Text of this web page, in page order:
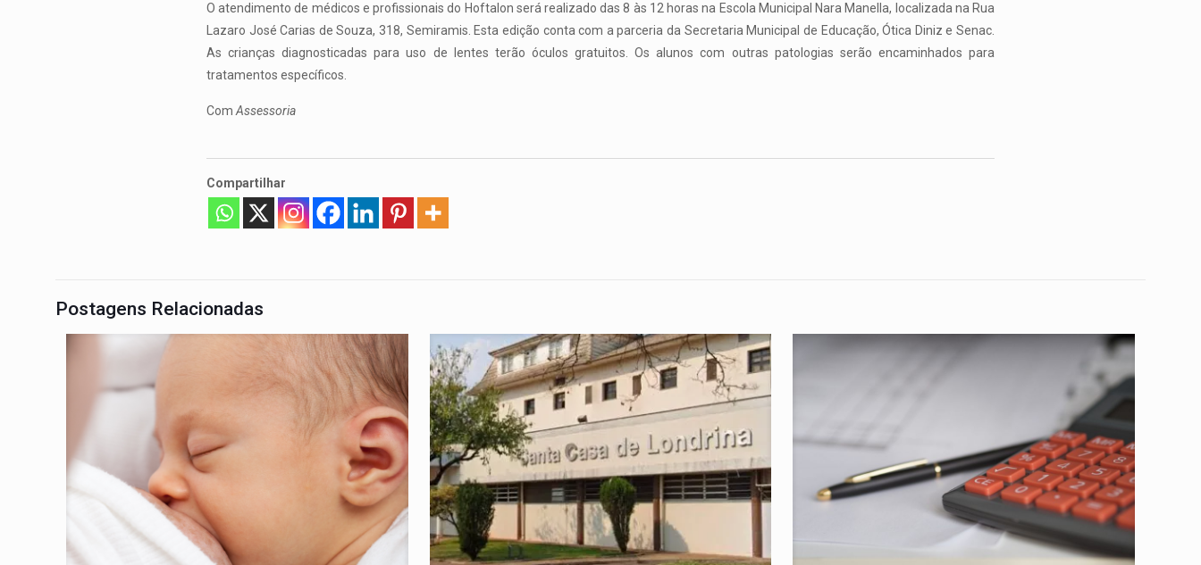
O atendimento de médicos e profissionais do Hoftalon será realizado das 8 às 12 horas na Escola Municipal Nara Manella, localizada na Rua
Lazaro José Carias de Souza, 318, Semiramis. Esta edição conta com a parceria da Secretaria Municipal de Educação, Ótica Diniz e Senac.
As crianças diagnosticadas para uso de lentes terão óculos gratuitos. Os alunos com outras patologias serão encaminhados para
tratamentos específicos.
Com Assessoria
Compartilhar
Postagens Relacionadas